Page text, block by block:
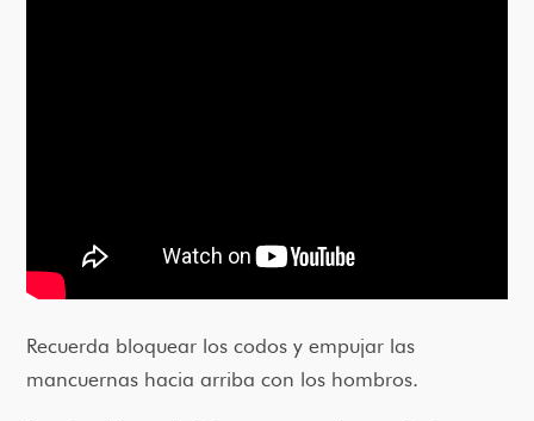
Recuerda bloquear los codos y empujar las
mancuernas hacia arriba con los hombros.